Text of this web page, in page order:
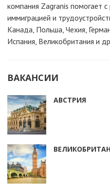
компания Zagranis помогает
иммиграцией и
Канада, Польша, Чехия,
Испания, Великобритания и
ВАКАНСИИ
АВСТРИЯ